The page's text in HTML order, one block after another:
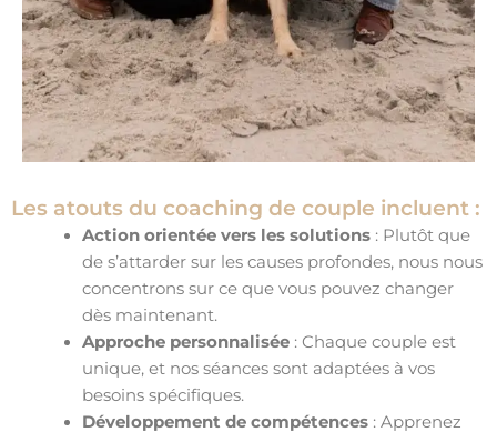
Les atouts du coaching de couple incluent :
Action orientée vers les solutions: Plutôt que
de s’attarder sur les causes profondes, nous nous
concentrons sur ce que vous pouvez changer
dès maintenant.
Approche personnalisée: Chaque couple est
unique, et nos séances sont adaptées à vos
besoins spécifiques.
Développement de compétences: Apprenez